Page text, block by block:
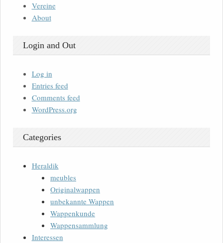
Vereine
About
Login and Out
Log in
Entries feed
Comments feed
WordPress.org
Categories
Heraldik
meubles
Originalwappen
unbekannte Wappen
Wappenkunde
Wappensammlung
Interessen